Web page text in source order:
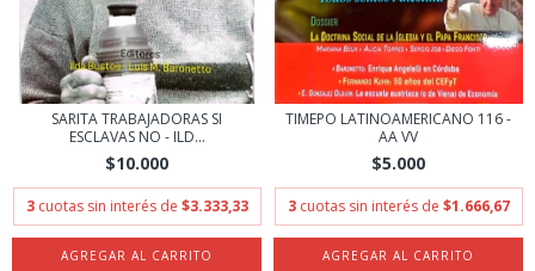
SARITA TRABAJADORAS SI
ESCLAVAS NO - ILD...
$10.000
3 cuotas sin interés de $3.333,33
TIMEPO LATINOAMERICANO 116 -
AA VV
$5.000
3 cuotas sin interés de $1.666,67